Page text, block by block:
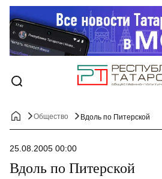
Общество Вдоль по Питерской
25.08.2005 00:00
Вдоль по Питерской